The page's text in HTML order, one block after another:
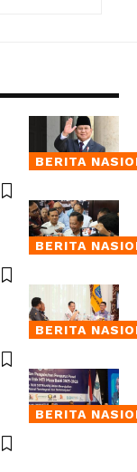
BERITA
BERITA
BERITA
BERITA